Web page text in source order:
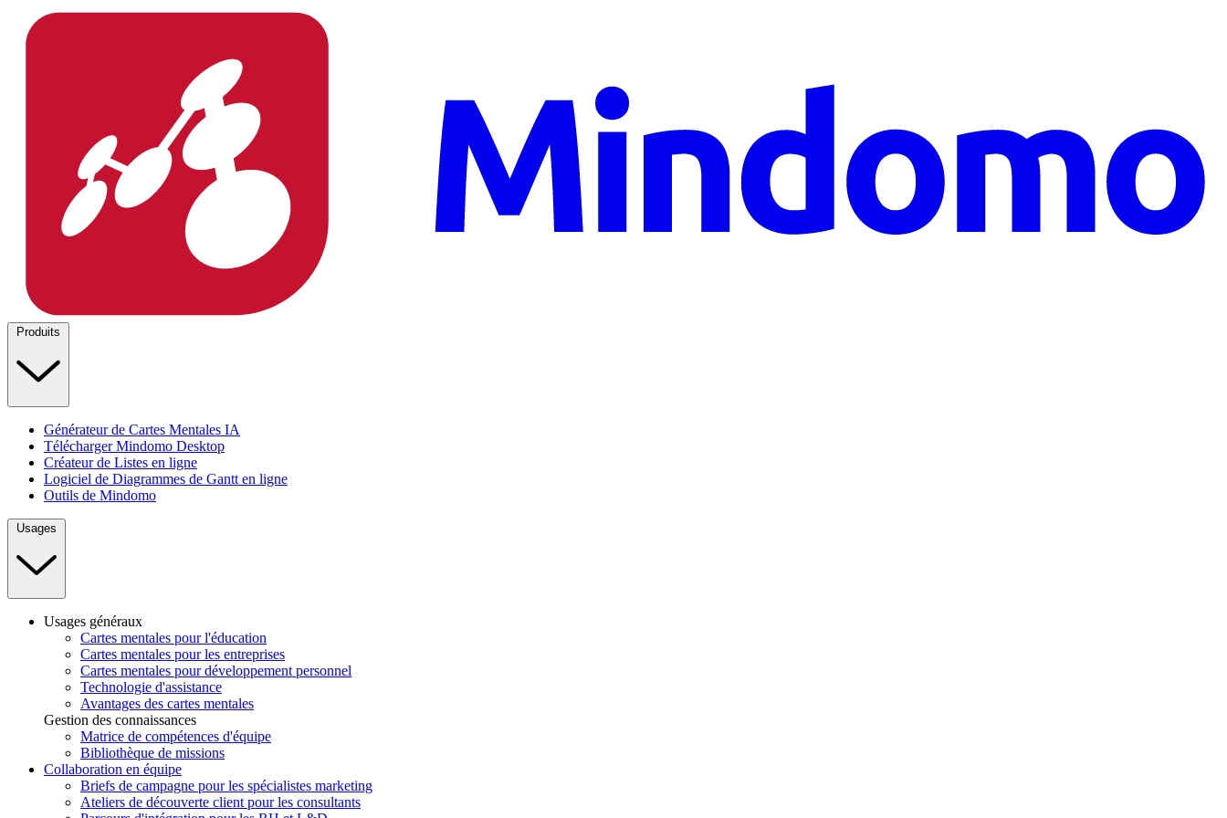
Produits
Générateur de Cartes Mentales IA
Télécharger Mindomo Desktop
Créateur de Listes en ligne
Logiciel de Diagrammes de Gantt en ligne
Outils de Mindomo
Usages
Usages généraux
Cartes mentales pour l'éducation
Cartes mentales pour les entreprises
Cartes mentales pour développement personnel
Technologie d'assistance
Avantages des cartes mentales
Gestion des connaissances
Matrice de compétences d'équipe
Bibliothèque de missions
Collaboration en équipe
Briefs de campagne pour les spécialistes marketing
Ateliers de découverte client pour les consultants